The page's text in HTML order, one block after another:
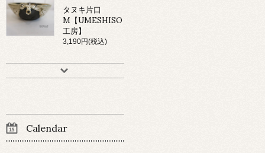
タヌキ片口
M【UMESHISO
工房】
3,190円(税込)
Calendar